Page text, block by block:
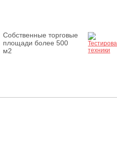
Собственные торговые
площади более 500
м2